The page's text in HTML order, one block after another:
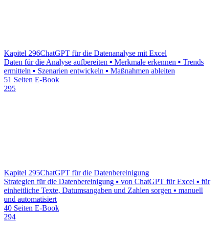
Kapitel 296ChatGPT für die Datenanalyse mit Excel
Daten für die Analyse aufbereiten ▪ Merkmale erkennen ▪ Trends
ermitteln ▪ Szenarien entwickeln ▪ Maßnahmen ableiten
51 Seiten E-Book
295
Kapitel 295ChatGPT für die Datenbereinigung
Strategien für die Datenbereinigung ▪ von ChatGPT für Excel ▪ für
einheitliche Texte, Datumsangaben und Zahlen sorgen ▪ manuell
und automatisiert
40 Seiten E-Book
294